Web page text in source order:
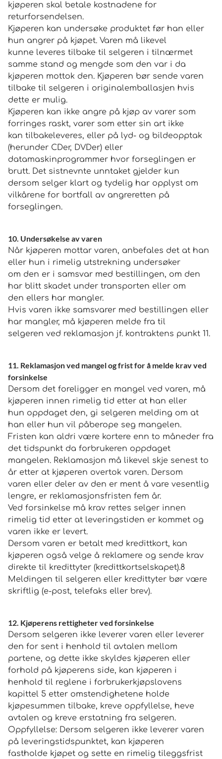
kjøperen skal betale kostnadene for
returforsendelsen.
Kjøperen kan undersøke produktet før han eller
hun angrer på kjøpet. Varen må likevel
kunne leveres tilbake til selgeren i tilnærmet
samme stand og mengde som den var i da
kjøperen mottok den. Kjøperen bør sende varen
tilbake til selgeren i originalemballasjen hvis
dette er mulig.
Kjøperen kan ikke angre på kjøp av varer som
forringes raskt, varer som etter sin art ikke
kan tilbakeleveres, eller på lyd- og bildeopptak
(herunder CDer, DVDer) eller
datamaskinprogrammer hvor forseglingen er
brutt. Det sistnevnte unntaket gjelder kun
dersom selger klart og tydelig har opplyst om
vilkårene for bortfall av angreretten på
forseglingen.
10. Undersøkelse av varen
Når kjøperen mottar varen, anbefales det at han
eller hun i rimelig utstrekning undersøker
om den er i samsvar med bestillingen, om den
har blitt skadet under transporten eller om
den ellers har mangler.
Hvis varen ikke samsvarer med bestillingen eller
har mangler, må kjøperen melde fra til
selgeren ved reklamasjon jf. kontraktens punkt 11.
11. Reklamasjon ved mangel og frist for å melde krav ved
forsinkelse
Dersom det foreligger en mangel ved varen, må
kjøperen innen rimelig tid etter at han eller
hun oppdaget den, gi selgeren melding om at
han eller hun vil påberope seg mangelen.
Fristen kan aldri være kortere enn to måneder fra
det tidspunkt da forbrukeren oppdaget
mangelen. Reklamasjon må likevel skje senest to
år etter at kjøperen overtok varen. Dersom
varen eller deler av den er ment å vare vesentlig
lengre, er reklamasjonsfristen fem år.
Ved forsinkelse må krav rettes selger innen
rimelig tid etter at leveringstiden er kommet og
varen ikke er levert.
Dersom varen er betalt med kredittkort, kan
kjøperen også velge å reklamere og sende krav
direkte til kredittyter (kredittkortselskapet).8
Meldingen til selgeren eller kredittyter bør være
skriftlig (e-post, telefaks eller brev).
12. Kjøperens rettigheter ved forsinkelse
Dersom selgeren ikke leverer varen eller leverer
den for sent i henhold til avtalen mellom
partene, og dette ikke skyldes kjøperen eller
forhold på kjøperens side, kan kjøperen i
henhold til reglene i forbrukerkjøpslovens
kapittel 5 etter omstendighetene holde
kjøpesummen tilbake, kreve oppfyllelse, heve
avtalen og kreve erstatning fra selgeren.
Oppfyllelse: Dersom selgeren ikke leverer varen
på leveringstidspunktet, kan kjøperen
fastholde kjøpet og sette en rimelig tileggsfrist